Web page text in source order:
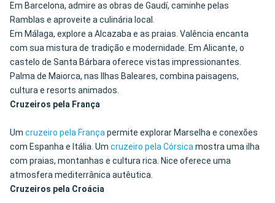
Em Barcelona, admire as obras de Gaudí, caminhe pelas
Ramblas e aproveite a culinária local.
Em Málaga, explore a Alcazaba e as praias. Valência encanta
com sua mistura de tradição e modernidade. Em Alicante, o
castelo de Santa Bárbara oferece vistas impressionantes.
Palma de Maiorca, nas Ilhas Baleares, combina paisagens,
cultura e resorts animados.
Cruzeiros pela França
Um cruzeiro pela Françapermite explorar Marselha e conexões
com Espanha e Itália. Um cruzeiro pela Córsicamostra uma ilha
com praias, montanhas e cultura rica. Nice oferece uma
atmosfera mediterrânica autêutica.
Cruzeiros pela Croácia